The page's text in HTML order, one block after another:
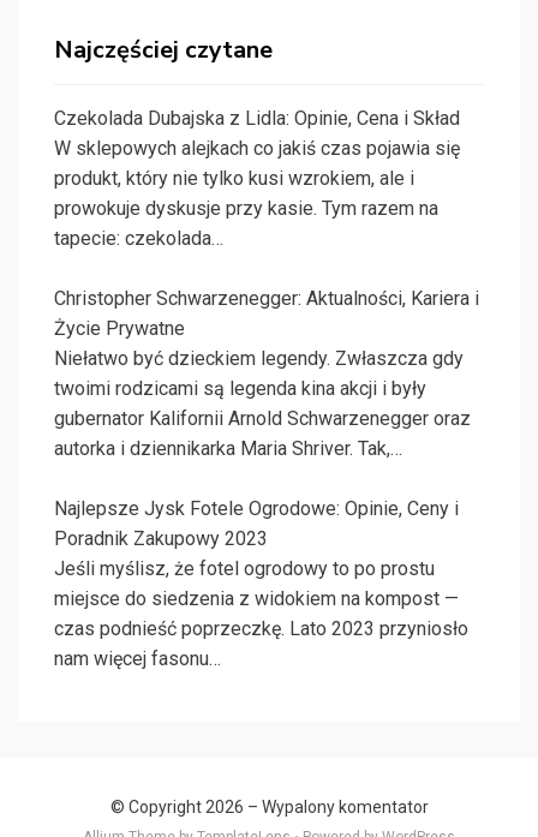
Najczęściej czytane
Czekolada Dubajska z Lidla: Opinie, Cena i Skład
W sklepowych alejkach co jakiś czas pojawia się
produkt, który nie tylko kusi wzrokiem, ale i
prowokuje dyskusje przy kasie. Tym razem na
tapecie: czekolada…
Christopher Schwarzenegger: Aktualności, Kariera i
Życie Prywatne
Niełatwo być dzieckiem legendy. Zwłaszcza gdy
twoimi rodzicami są legenda kina akcji i były
gubernator Kalifornii Arnold Schwarzenegger oraz
autorka i dziennikarka Maria Shriver. Tak,…
Najlepsze Jysk Fotele Ogrodowe: Opinie, Ceny i
Poradnik Zakupowy 2023
Jeśli myślisz, że fotel ogrodowy to po prostu
miejsce do siedzenia z widokiem na kompost —
czas podnieść poprzeczkę. Lato 2023 przyniosło
nam więcej fasonu…
© Copyright 2026 – Wypalony komentator